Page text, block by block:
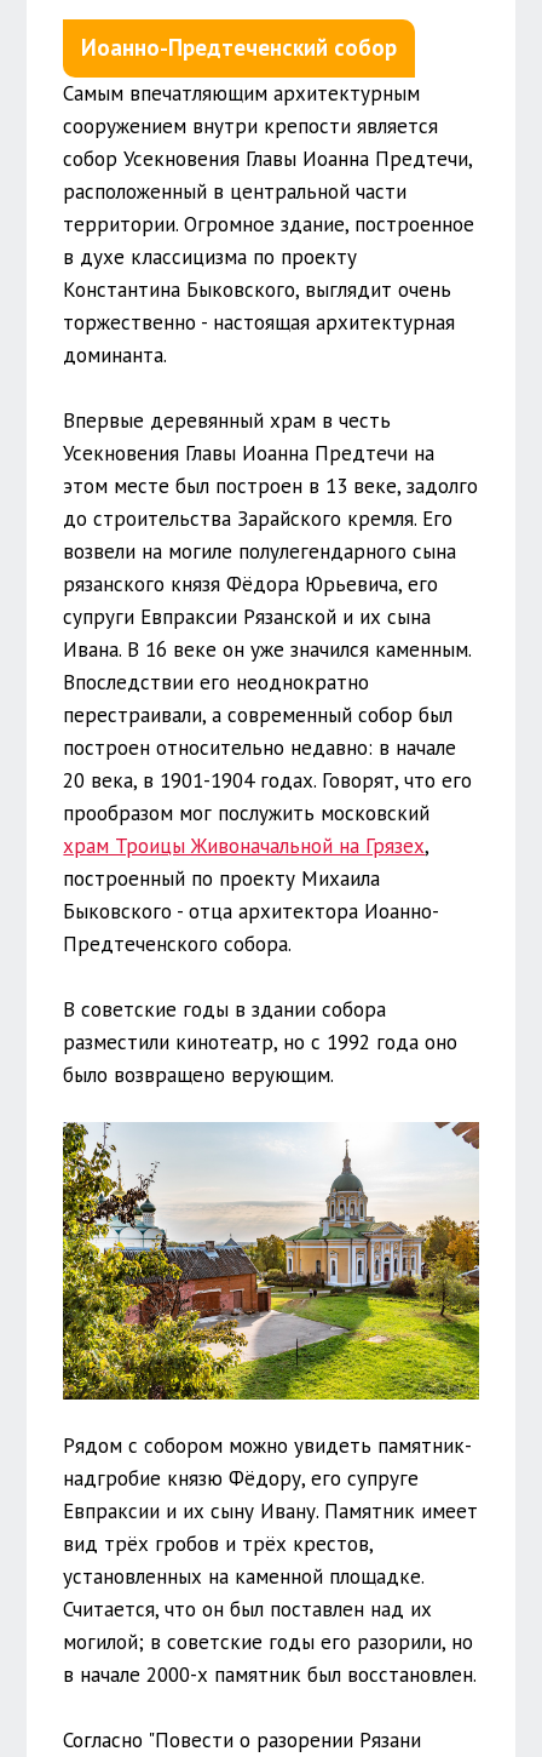
Иоанно-Предтеченский собор
Самым впечатляющим архитектурным
сооружением внутри крепости является
собор Усекновения Главы Иоанна Предтечи,
расположенный в центральной части
территории. Огромное здание, построенное
в духе классицизма по проекту
Константина Быковского, выглядит очень
торжественно - настоящая архитектурная
доминанта.
Впервые деревянный храм в честь
Усекновения Главы Иоанна Предтечи на
этом месте был построен в 13 веке, задолго
до строительства Зарайского кремля. Его
возвели на могиле полулегендарного сына
рязанского князя Фёдора Юрьевича, его
супруги Евпраксии Рязанской и их сына
Ивана. В 16 веке он уже значился каменным.
Впоследствии его неоднократно
перестраивали, а современный собор был
построен относительно недавно: в начале
20 века, в 1901-1904 годах. Говорят, что его
прообразом мог послужить московский
храм Троицы Живоначальной на Грязех,
построенный по проекту Михаила
Быковского - отца архитектора Иоанно-
Предтеченского собора.
В советские годы в здании собора
разместили кинотеатр, но с 1992 года оно
было возвращено верующим.
Рядом с собором можно увидеть памятник-
надгробие князю Фёдору, его супруге
Евпраксии и их сыну Ивану. Памятник имеет
вид трёх гробов и трёх крестов,
установленных на каменной площадке.
Считается, что он был поставлен над их
могилой; в советские годы его разорили, но
в начале 2000-х памятник был восстановлен.
Согласно "Повести о разорении Рязани